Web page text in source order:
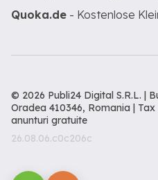
Quoka.de - Kostenlose
© 2026 Publi24 Digital S.R.L. |
Oradea 410346, Romania |
anunturi gratuite
26.08.06.c0c206c